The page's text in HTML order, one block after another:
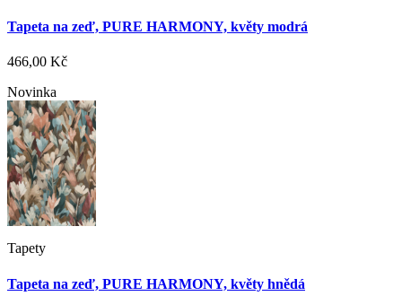
Tapeta na zeď, PURE HARMONY, květy modrá
466,00 Kč
Novinka
Tapety
Tapeta na zeď, PURE HARMONY, květy hnědá